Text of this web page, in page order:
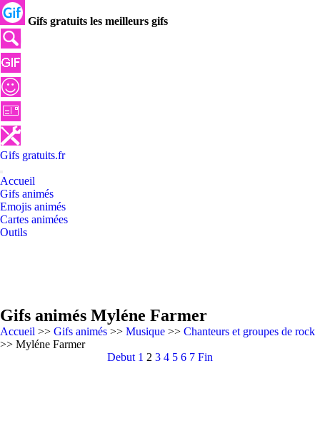
Gifs gratuits les meilleurs gifs
Gifs gratuits.fr
Accueil
Gifs animés
Emojis animés
Cartes animées
Outils
Gifs animés Myléne Farmer
Accueil >> Gifs animés >> Musique >> Chanteurs et groupes de rock
>> Myléne Farmer
Debut 1 2 3 4 5 6 7 Fin